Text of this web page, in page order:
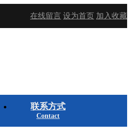
在线留言 设为首页 加入收藏
联系方式
Contact